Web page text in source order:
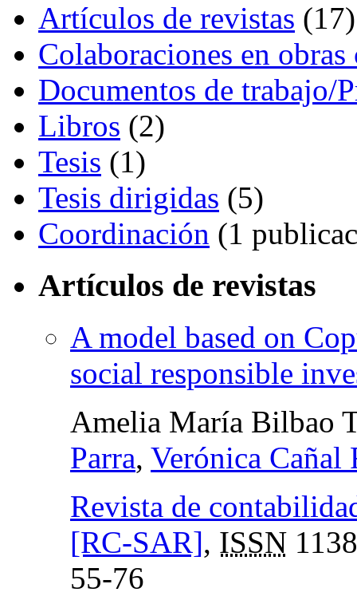
Artículos de revistas (17)
Colaboraciones en
Documentos de trabajo/
Libros (2)
Tesis (1)
Tesis dirigidas (5)
Coordinación (1
Artículos de revistas
A model based on
social responsible
Amelia María Bilbao
Parra, Verónica Cañal
Revista de
[RC-SAR], ISSN
55-76